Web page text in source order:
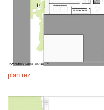
plan rez